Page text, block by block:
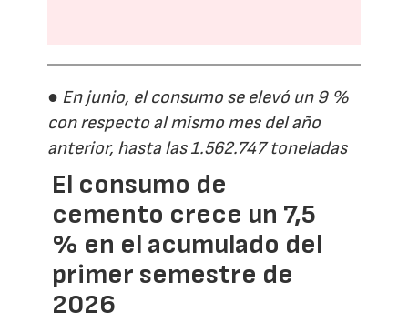
● En junio, el consumo se elevó un 9 %
con respecto al mismo mes del año
anterior, hasta las 1.562.747 toneladas
El consumo de
cemento crece un 7,5
% en el acumulado del
primer semestre de
2026